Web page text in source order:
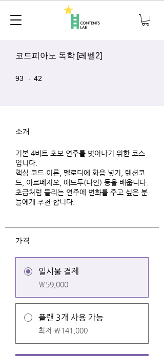
코드피아노 독학 [레벨2]
93 93 undefined
42
소개
기본 4비트 초보 연주를 벗어나기 위한 코스
입니다.
핵심 코드 이론, 멜로디에 화음 넣기, 텐션코
드, 아르페지오, 애드투(나인) 등을 배웁니다.
초급처럼 들리는 연주에 변화를 주고 싶은 분
들에게 추천 합니다.
가격
일시불 결제
₩59,000
플랜 3개 사용 가능
최저 ₩141,000